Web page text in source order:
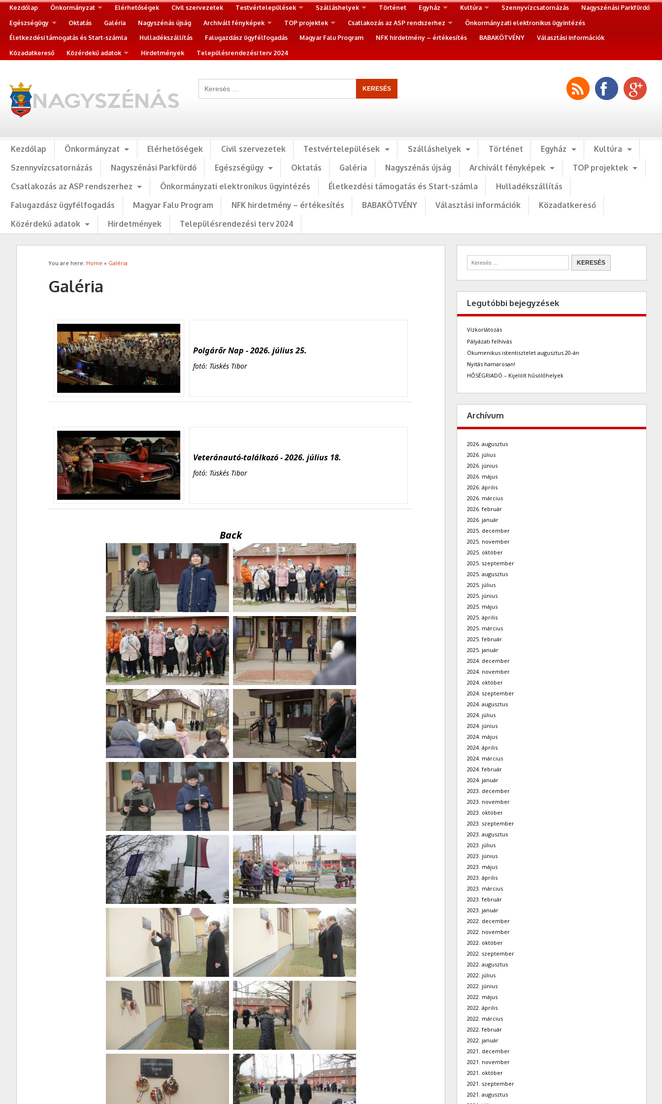
Kezdőlap Önkormányzat Elérhetőségek Civil szervezetek Testvértelepülések Szálláshelyek Történet Egyház Kultúra Szennyvízcsatornázás
Nagyszénási Parkfürdő
Egészségügy
Oktatás Galéria Nagyszénás újság Archivált fényképek TOP projektek Csatlakozás az ASP rendszerhez
Önkormányzati elektronikus ügyintézés
Életkezdési támogatás és Start-számla
Hulladékszállítás Falugazdász ügyfélfogadás Magyar Falu Program NFK hirdetmény – értékesítés BABAKÖTVÉNY
Választási információk
Közadatkereső
Közérdekű adatok Hirdetmények Településrendezési terv 2024
Kezdőlap Önkormányzat Elérhetőségek Civil szervezetek Testvértelepülések Szálláshelyek Történet Egyház
Kultúra
Szennyvízcsatornázás
Nagyszénási Parkfürdő Egészségügy Oktatás Galéria Nagyszénás újság Archivált fényképek
TOP projektek
Csatlakozás az ASP rendszerhez
Önkormányzati elektronikus ügyintézés Életkezdési támogatás és Start-számla
Hulladékszállítás
Falugazdász ügyfélfogadás
Magyar Falu Program NFK hirdetmény – értékesítés BABAKÖTVÉNY Választási információk
Közadatkereső
Közérdekű adatok
Hirdetmények Településrendezési terv 2024
You are here: Home » Galéria
Galéria
Polgárőr Nap - 2026. július 25.
fotó: Tüskés Tibor
Veteránautó-találkozó - 2026. július 18.
fotó: Tüskés Tibor
Back
Legutóbbi bejegyzések
Vízkorlátozás
Pályázati felhívás
Ökumenikus istentisztelet augusztus 20-án
Nyitás hamarosan!
HŐSÉGRIADÓ – Kijelölt hűsölőhelyek
Archívum
2026. augusztus
2026. július
2026. június
2026. május
2026. április
2026. március
2026. február
2026. január
2025. december
2025. november
2025. október
2025. szeptember
2025. augusztus
2025. július
2025. június
2025. május
2025. április
2025. március
2025. február
2025. január
2024. december
2024. november
2024. október
2024. szeptember
2024. augusztus
2024. július
2024. június
2024. május
2024. április
2024. március
2024. február
2024. január
2023. december
2023. november
2023. október
2023. szeptember
2023. augusztus
2023. július
2023. június
2023. május
2023. április
2023. március
2023. február
2023. január
2022. december
2022. november
2022. október
2022. szeptember
2022. augusztus
2022. július
2022. június
2022. május
2022. április
2022. március
2022. február
2022. január
2021. december
2021. november
2021. október
2021. szeptember
2021. augusztus